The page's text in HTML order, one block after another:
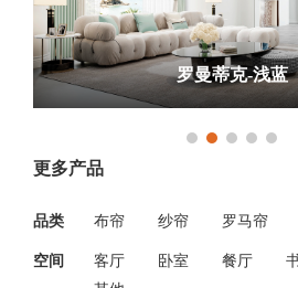
罗曼蒂克-浅蓝
更多产品
品类 布帘 纱帘 罗马帘
空间 客厅 卧室 餐厅